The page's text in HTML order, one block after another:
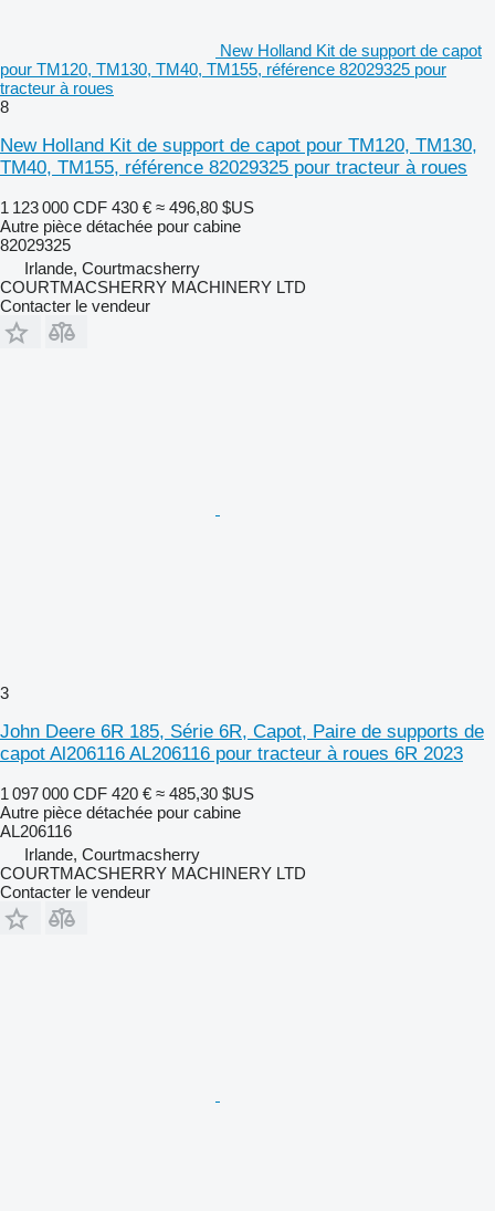
New Holland Kit de support de capot
pour TM120, TM130, TM40, TM155, référence 82029325 pour
tracteur à roues
8
New Holland Kit de support de capot pour TM120, TM130,
TM40, TM155, référence 82029325 pour tracteur à roues
1 123 000 CDF 430 € ≈ 496,80 $US
Autre pièce détachée pour cabine
82029325
Irlande, Courtmacsherry
COURTMACSHERRY MACHINERY LTD
Contacter le vendeur
3
John Deere 6R 185, Série 6R, Capot, Paire de supports de
capot Al206116 AL206116 pour tracteur à roues 6R 2023
1 097 000 CDF 420 € ≈ 485,30 $US
Autre pièce détachée pour cabine
AL206116
Irlande, Courtmacsherry
COURTMACSHERRY MACHINERY LTD
Contacter le vendeur